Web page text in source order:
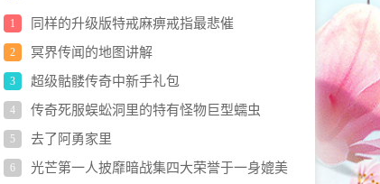
1 同样的升级版特戒麻痹戒指最悲催
2 冥界传闻的地图讲解
3 超级骷髅传奇中新手礼包
4 传奇死服蜈蚣洞里的特有怪物巨型蠕虫
5 去了阿勇家里
6
光芒第一人披靡暗战集四大荣誉于一身媲美